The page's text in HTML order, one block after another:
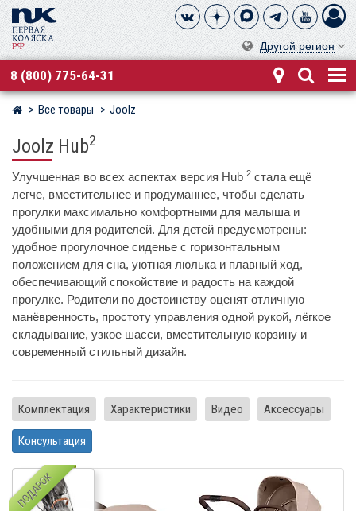
Другой регион
8 (800) 775-64-31
Магазин детских колясок
Все товары Joolz
Joolz Hub2
Улучшенная во всех аспектах версия Hub 2 стала ещё
легче, вместительнее и продуманнее, чтобы сделать
прогулки максимально комфортными для малыша и
удобными для родителей. Для детей предусмотрены:
удобное прогулочное сиденье с горизонтальным
положением для сна, уютная люлька и плавный ход,
обеспечивающий спокойствие и радость на каждой
прогулке. Родители по достоинству оценят отличную
манёвренность, простоту управления одной рукой, лёгкое
складывание, узкое шасси, вместительную корзину и
современный стильный дизайн.
Комплектация Характеристики Видео Аксессуары
Консультация
ПОДАРОК